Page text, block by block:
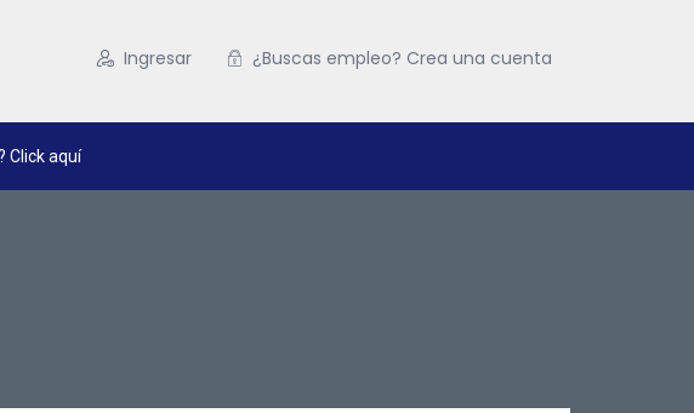
Ingresar ¿Buscas empleo? Crea una cuenta
Click aquí